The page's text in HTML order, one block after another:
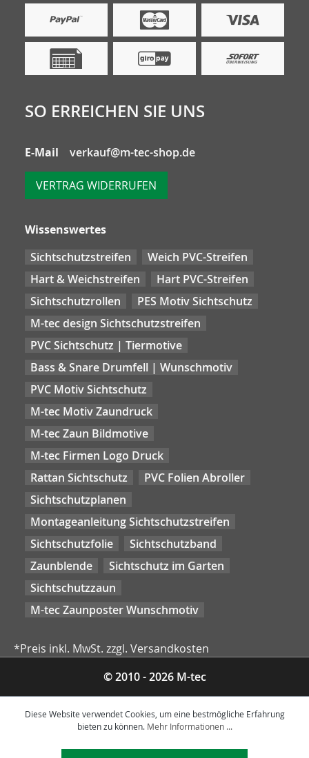
SO ERREICHEN SIE UNS
E-Mail verkauf@m-tec-shop.de
VERTRAG WIDERRUFEN
Wissenswertes
Sichtschutzstreifen
Weich PVC-Streifen
Hart & Weichstreifen
Hart PVC-Streifen
Sichtschutzrollen
PES Motiv Sichtschutz
M-tec design Sichtschutzstreifen
PVC Sichtschutz | Tiermotive
Bass & Snare Drumfell | Wunschmotiv
PVC Motiv Sichtschutz
M-tec Motiv Zaundruck
M-tec Zaun Bildmotive
M-tec Firmen Logo Druck
Rattan Sichtschutz
PVC Folien Abroller
Sichtschutzplanen
Montageanleitung Sichtschutzstreifen
Sichtschutzfolie
Sichtschutzband
Zaunblende
Sichtschutz im Garten
Sichtschutzzaun
M-tec Zaunposter Wunschmotiv
*Preis inkl. MwSt. zzgl. Versandkosten
© 2010 - 2026 M-tec
Diese Website verwendet Cookies, um eine bestmögliche Erfahrung
bieten zu können. Mehr Informationen ...